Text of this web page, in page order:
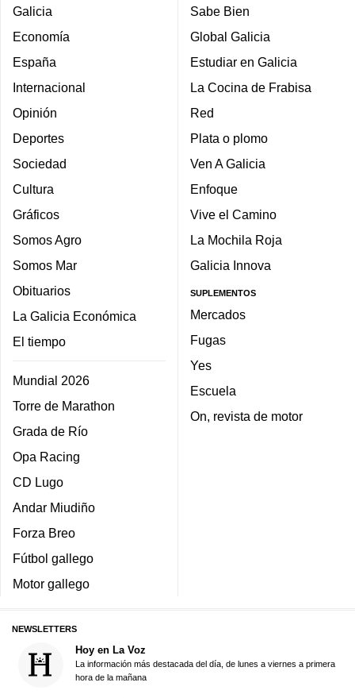
Galicia
Economía
España
Internacional
Opinión
Deportes
Sociedad
Cultura
Gráficos
Somos Agro
Somos Mar
Obituarios
La Galicia Económica
El tiempo
Mundial 2026
Torre de Marathon
Grada de Río
Opa Racing
CD Lugo
Andar Miudiño
Forza Breo
Fútbol gallego
Motor gallego
Sabe Bien
Global Galicia
Estudiar en Galicia
La Cocina de Frabisa
Red
Plata o plomo
Ven A Galicia
Enfoque
Vive el Camino
La Mochila Roja
Galicia Innova
SUPLEMENTOS
Mercados
Fugas
Yes
Escuela
On, revista de motor
NEWSLETTERS
Hoy en La Voz
La información más destacada del día, de lunes a viernes a primera
hora de la mañana